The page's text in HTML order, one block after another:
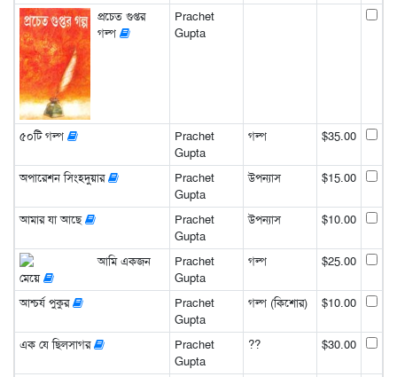
প্রচেত গুপ্তর
গল্প
Prachet
Gupta
৫০টি গল্প
Prachet
Gupta
গল্প $35.00
অপারেশন সিংহদুয়ার
Prachet
Gupta
উপন্যাস $15.00
আমার যা আছে
Prachet
Gupta
উপন্যাস $10.00
আমি একজন
মেয়ে
Prachet
Gupta
গল্প $25.00
আশ্চর্য পুকুর
Prachet
Gupta
গল্প (কিশোর) $10.00
এক যে ছিলসাগর
Prachet
Gupta
?? $30.00